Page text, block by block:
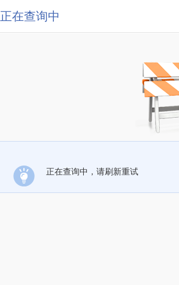
正在查询中
正在查询中，请刷新重试